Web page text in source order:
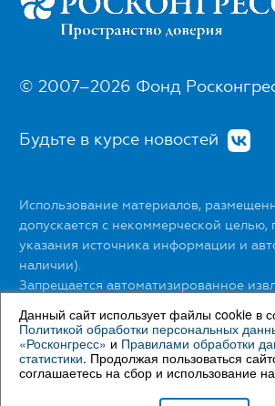
© 2007–2026 Фонд
Будьте в курсе новостей
Использование материалов,
допускается с некоммерческой целью,
указания источника информации и
наличии).
Запрещается автоматизированное
официального разрешения Фонда
С правилами использования
ознакомитьсяздесь.
Данный сайт использует файлы cookie в
Политикой обработки персональных
«Росконгресс» и Правилами обработки
статистики. Продолжая пользоваться
соглашаетесь на сбор и использование